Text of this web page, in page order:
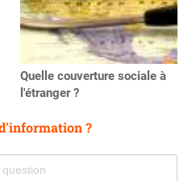
Quelle couverture sociale à
l'étranger ?
?